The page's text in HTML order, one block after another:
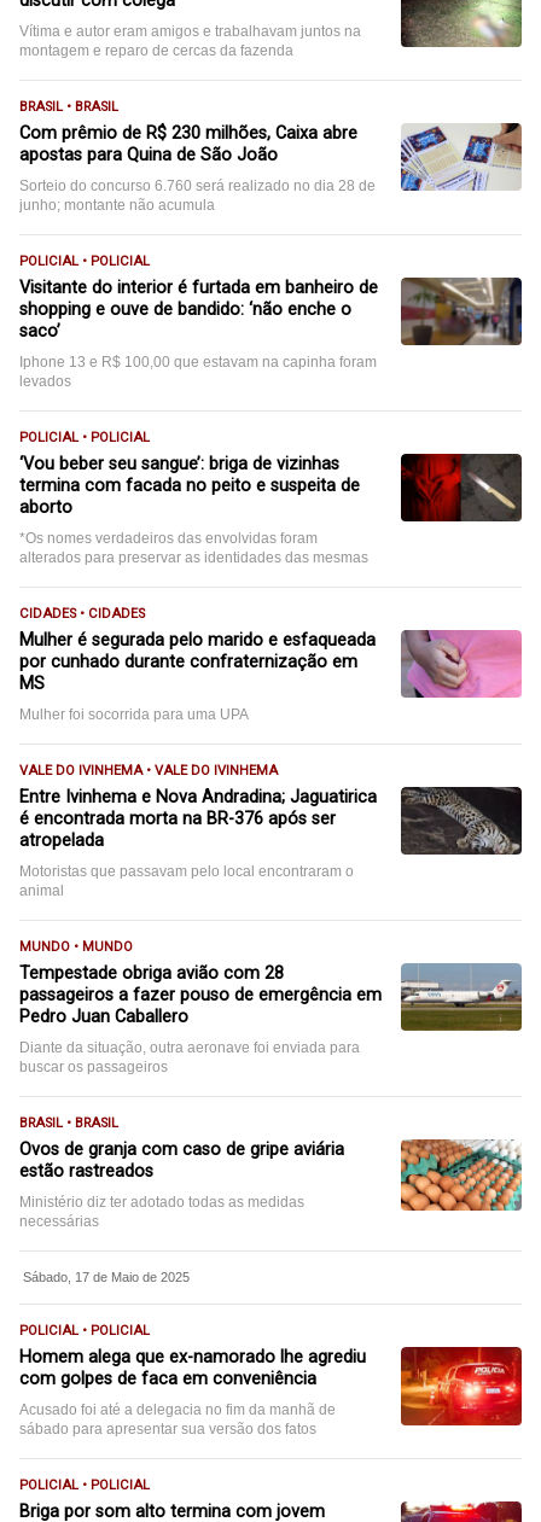
Vítima e autor eram amigos e trabalhavam juntos na
montagem e reparo de cercas da fazenda
BRASIL • BRASIL
Com prêmio de R$ 230 milhões, Caixa abre
apostas para Quina de São João
Sorteio do concurso 6.760 será realizado no dia 28 de
junho; montante não acumula
POLICIAL • POLICIAL
Visitante do interior é furtada em banheiro de
shopping e ouve de bandido: ‘não enche o
saco’
Iphone 13 e R$ 100,00 que estavam na capinha foram
levados
POLICIAL • POLICIAL
‘Vou beber seu sangue’: briga de vizinhas
termina com facada no peito e suspeita de
aborto
*Os nomes verdadeiros das envolvidas foram
alterados para preservar as identidades das mesmas
CIDADES • CIDADES
Mulher é segurada pelo marido e esfaqueada
por cunhado durante confraternização em
MS
Mulher foi socorrida para uma UPA
VALE DO IVINHEMA • VALE DO IVINHEMA
Entre Ivinhema e Nova Andradina; Jaguatirica
é encontrada morta na BR-376 após ser
atropelada
Motoristas que passavam pelo local encontraram o
animal
MUNDO • MUNDO
Tempestade obriga avião com 28
passageiros a fazer pouso de emergência em
Pedro Juan Caballero
Diante da situação, outra aeronave foi enviada para
buscar os passageiros
BRASIL • BRASIL
Ovos de granja com caso de gripe aviária
estão rastreados
Ministério diz ter adotado todas as medidas
necessárias
Sábado, 17 de Maio de 2025
POLICIAL • POLICIAL
Homem alega que ex-namorado lhe agrediu
com golpes de faca em conveniência
Acusado foi até a delegacia no fim da manhã de
sábado para apresentar sua versão dos fatos
POLICIAL • POLICIAL
Briga por som alto termina com jovem